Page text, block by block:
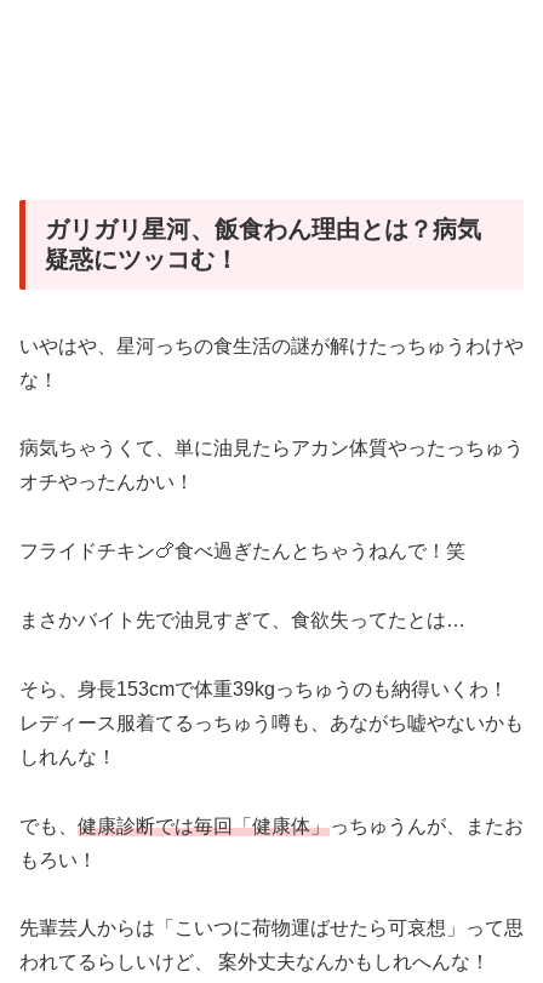
ガリガリ星河、飯食わん理由とは？病気
疑惑にツッコむ！
いやはや、星河っちの食生活の謎が解けたっちゅうわけや
な！
病気ちゃうくて、単に油見たらアカン体質やったっちゅう
オチやったんかい！
フライドチキン🍗食べ過ぎたんとちゃうねんで！笑
まさかバイト先で油見すぎて、食欲失ってたとは…
そら、身長153cmで体重39kgっちゅうのも納得いくわ！
レディース服着てるっちゅう噂も、あながち嘘やないかも
しれんな！
でも、 健康診断では毎回「健康体」っちゅうんが、またお
もろい！
先輩芸人からは「こいつに荷物運ばせたら可哀想」って思
われてるらしいけど、 案外丈夫なんかもしれへんな！